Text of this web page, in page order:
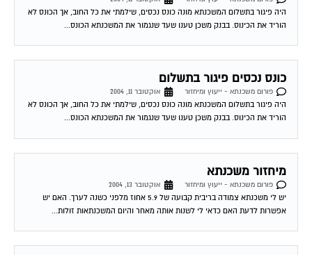
היה פיגור בתשלום המשכנתא מונה כונס נכסים, שילמתי את כל החוב, אך הכונס לא
הוריד את הכינוס. בבנק משכן טענו שעד שנגמור את המשכנתא הכונס...
כונס נכסים פיגור בתשלום
פורום משכנתא - ייעוץ ומיחזור
אוקטובר 11, 2004
היה פיגור בתשלום המשכנתא מונה כונס נכסים, שילמתי את כל החוב, אך הכונס לא
הוריד את הכינוס. בבנק משכן טענו שעד שנגמור את המשכנתא הכונס...
מיחזור משכנתא
פורום משכנתא - ייעוץ ומיחזור
אוקטובר 13, 2004
יש לי משכנתא צמודה בריבית קבועה של 5.9 אחוז מלפני כשנה לערך. האם יש
אפשרות לדעת האם כדאי לי לשנות אותה מאחר והיום המשכנתאות זולות...